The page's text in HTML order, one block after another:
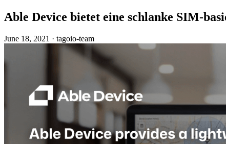
Able Device bietet eine schlanke SIM-
June 18, 2021 · tagoio-team